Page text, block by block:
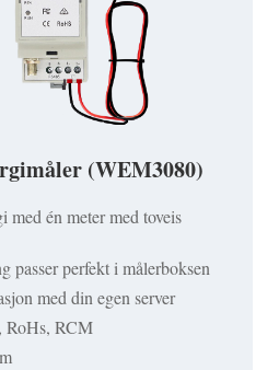
(WEM3080)
med én meter med toveis
passer perfekt i målerboksen
med din egen server
RoHs, RCM